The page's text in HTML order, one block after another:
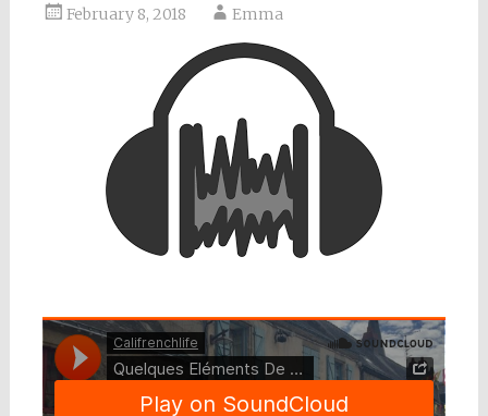
February 8, 2018 Emma